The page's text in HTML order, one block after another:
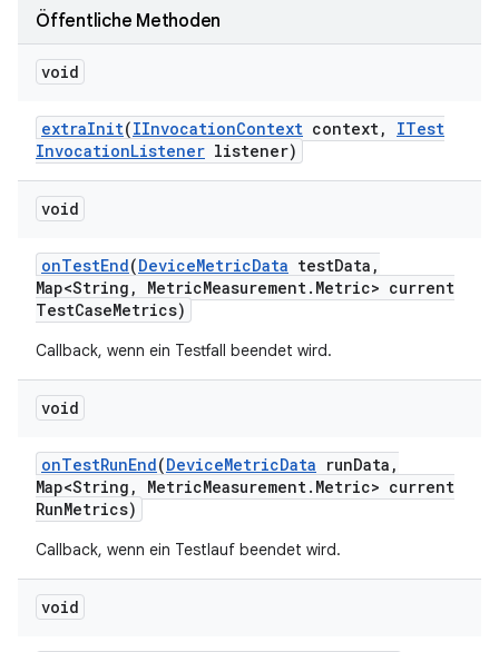
Öffentliche Methoden
void
extraInit(IInvocationContext context,
ITest
InvocationListener listener)
void
onTestEnd(DeviceMetricData testData ,
Map<String , MetricMeasurement. Metric> current
TestCaseMetrics)
Callback, wenn ein Testfall beendet wird.
void
onTestRunEnd(DeviceMetricData runData ,
Map<String , MetricMeasurement. Metric> current
RunMetrics)
Callback, wenn ein Testlauf beendet wird.
void